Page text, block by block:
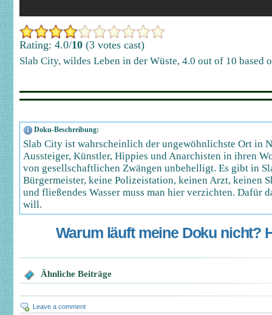
Rating: 4.0/10 (3 votes cast)
Slab City, wildes Leben in der Wüste, 4.0 out of 10 based
Doku-Beschreibung:
Slab City ist wahrscheinlich der ungewöhnlichste Ort in
Aussteiger, Künstler, Hippies und Anarchisten in ihren
von gesellschaftlichen Zwängen unbehelligt. Es gibt in
Bürgermeister, keine Polizeistation, keinen Arzt, keinen
und fließendes Wasser muss man hier verzichten. Dafür
will.
Warum läuft meine Doku nicht?
Ähnliche Beiträge
Leave a comment